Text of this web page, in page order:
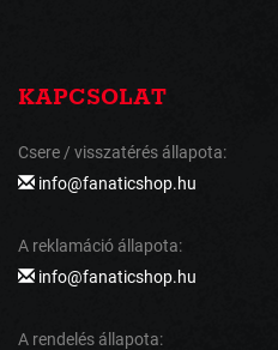
KAPCSOLAT
Csere / visszatérés állapota:
info@fanaticshop.hu
A reklamáció állapota:
info@fanaticshop.hu
A rendelés állapota: